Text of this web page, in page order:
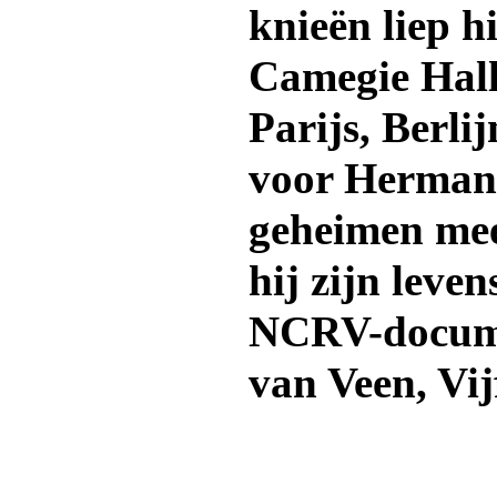
knieën liep
Camegie
Parijs,
voor
geheimen
hij zijn
NCRV-
van Veen,